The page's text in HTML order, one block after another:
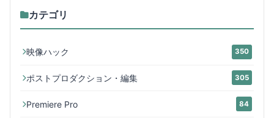
カテゴリ
映像ハック 350
ポストプロダクション・編集 305
Premiere Pro 84